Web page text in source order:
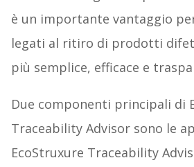
è un importante vantaggio
legati al ritiro di prodotti
più semplice, efficace e
Due componenti principali di
Traceability Advisor sono le
EcoStruxure Traceability